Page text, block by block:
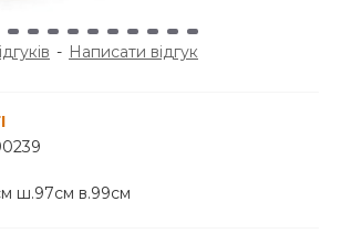
- Написати відгук
ш.97см в.99см